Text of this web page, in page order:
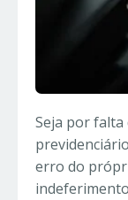
Seja por
erro do